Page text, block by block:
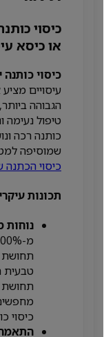
כיסוי
או כיסא
כיסוי כותנה
עיסויים
הגבוהה
כותנה רכה
שמוסיפה
כיסוי
תכונות
נוחות
תחושת
טבעית
תחושת
כיסוי